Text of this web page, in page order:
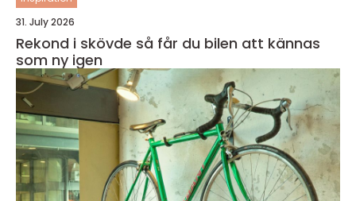
31. July 2026
Rekond i skövde så får du bilen att kännas
som ny igen